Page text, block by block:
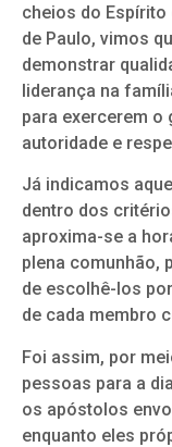
cheios do Espírito
de Paulo, vimos
demonstrar
liderança na
para exercerem o
autoridade e
Já indicamos
dentro dos
aproxima-se a
plena comunhão,
de escolhê-los
de cada membro
Foi assim, por
pessoas para a
os apóstolos
enquanto eles